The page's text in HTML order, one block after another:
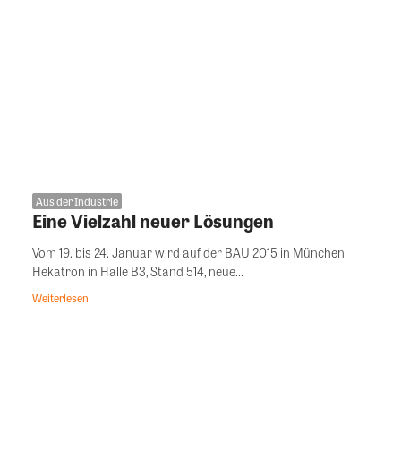
Aus der Industrie
Eine Vielzahl neuer Lösungen
Vom 19. bis 24. Januar wird auf der BAU 2015 in München
Hekatron in Halle B3, Stand 514, neue...
Weiterlesen